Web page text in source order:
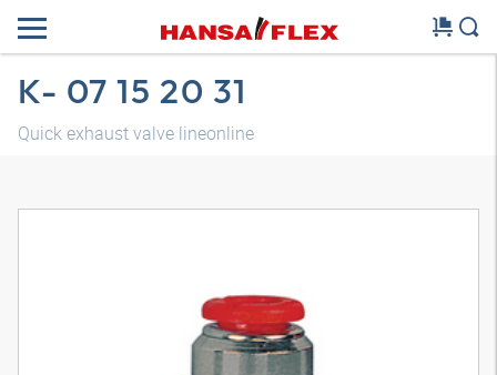
K- 07 15 20 31
Quick exhaust valve lineonline